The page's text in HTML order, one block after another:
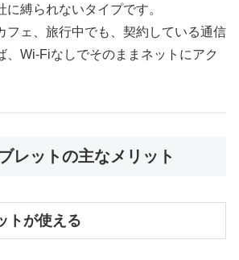
に縛られないタイプです。
フェ、旅行中でも、契約している通信
、Wi-Fiなしでそのままネットにアク
レットの主なメリット
トが使える